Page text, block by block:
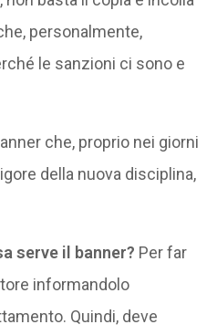
personalmente,
le sanzioni ci sono e
che, proprio nei giorni
della nuova disciplina,
serve il banner? Per far
informandolo
Quindi, deve